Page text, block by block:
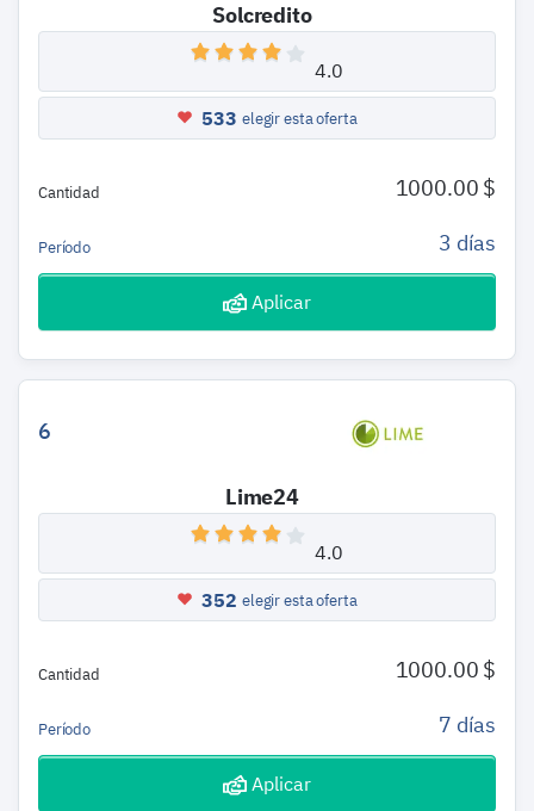
Solcredito
4.0
533 elegir esta oferta
Cantidad 1000.00 $
Período 3 días
Aplicar
6
Lime24
4.0
352 elegir esta oferta
Cantidad 1000.00 $
Período 7 días
Aplicar